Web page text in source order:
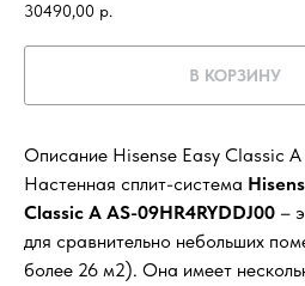
30490,00 р.
В КОРЗИНУ
Описание Hisense Easy Classic
Настенная сплит-система
Classic A AS-09HR4RYDDJ00 –
для сравнительно небольших
более 26 м2). Она имеет